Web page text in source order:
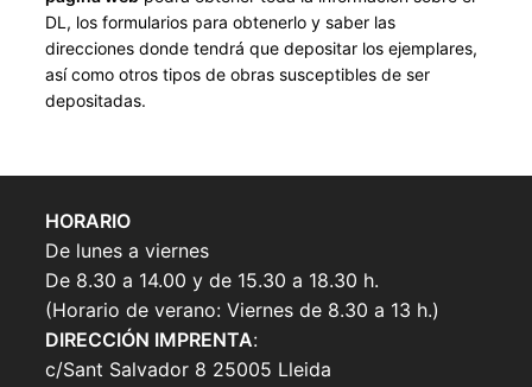
DL, los formularios para obtenerlo y saber las
direcciones donde tendrá que depositar los ejemplares,
así como otros tipos de obras susceptibles de ser
depositadas.
HORARIO
De lunes a viernes
De 8.30 a 14.00 y de 15.30 a 18.30 h.
(Horario de verano: Viernes de 8.30 a 13 h.)
DIRECCIÓN IMPRENTA:
c/Sant Salvador 8 25005 Lleida